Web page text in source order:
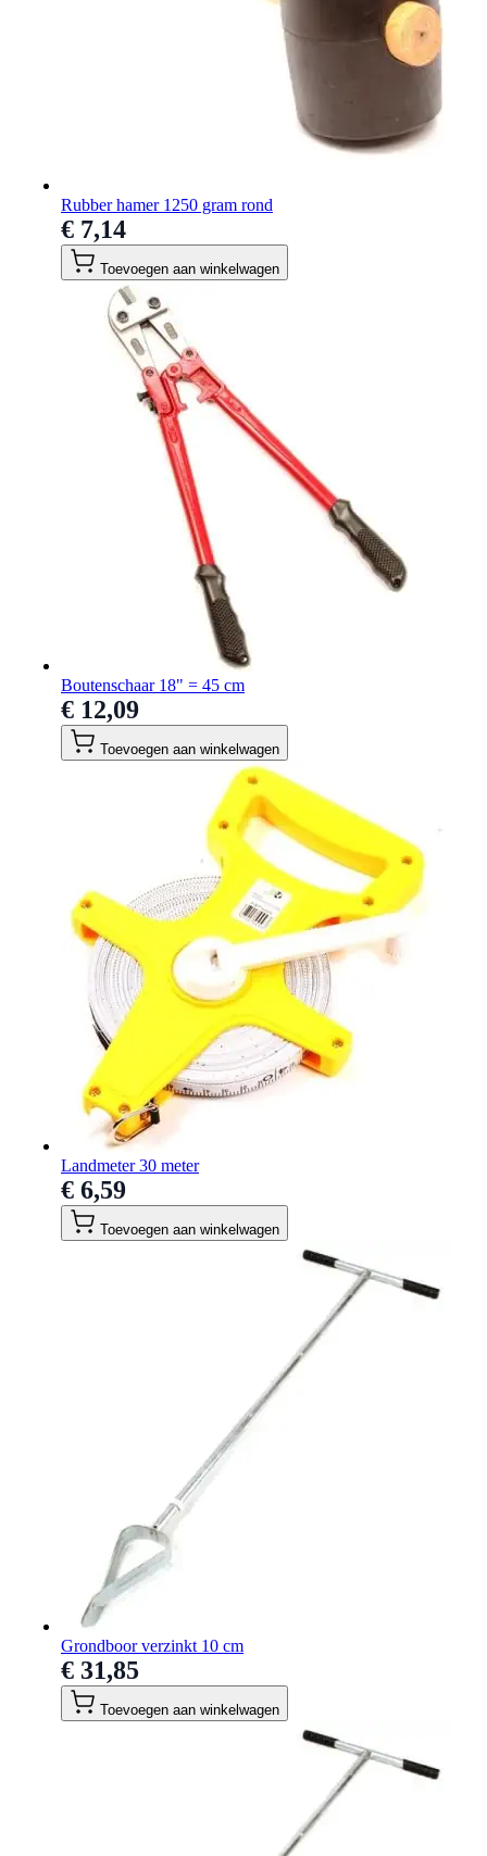
Rubber hamer 1250 gram rond
€ 7,14
Toevoegen aan winkelwagen
Boutenschaar 18" = 45 cm
€ 12,09
Toevoegen aan winkelwagen
Landmeter 30 meter
€ 6,59
Toevoegen aan winkelwagen
Grondboor verzinkt 10 cm
€ 31,85
Toevoegen aan winkelwagen